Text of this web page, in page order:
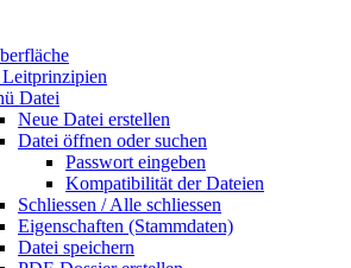
Datei
Neue Datei erstellen
Datei öffnen oder suchen
Passwort eingeben
Kompatibilität der Dateien
Schliessen / Alle schliessen
Eigenschaften (Stammdaten)
Datei speichern